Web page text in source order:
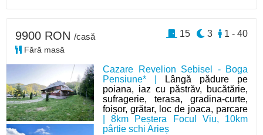
Cazare Revelion Sebisel - Boga
Pensiune* |
Lângă pădure pe
poiana, iaz cu păstrăv, bucătărie,
sufragerie, terasa, gradina-curte,
foișor, grătar, loc de joaca, parcare
| 8km Peștera Focul Viu, 10km
pârtie schi Arieș
9900 RON /casă
Fără masă
1 - 40
3
15